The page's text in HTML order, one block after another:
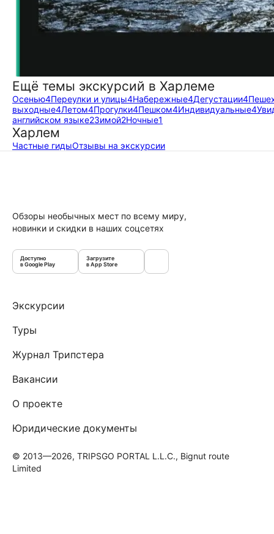
Ещё темы экскурсий в Харлеме
Осенью4Переулки и улицы4Набережные4Дегустации4
выходные4Летом4Прогулки4Пешком4Индивидуальные4
английском языке2Зимой2Ночные1
Харлем
Частные гидыОтзывы на экскурсии
Обзоры необычных мест по всему миру,
новинки и скидки в наших соцсетях
Доступно
в Google Play
Загрузите
в App Store
Экскурсии
Туры
Журнал Трипстера
Вакансии
О проекте
Юридические документы
© 2013—2026, TRIPSGO PORTAL L.L.C., Bignut route
Limited